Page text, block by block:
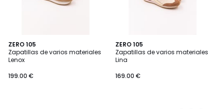
ZERO 105
Zapatillas de varios materiales
Lenox
€.
199.00 €
ZERO 105
Zapatillas de varios materiales
Lina
169.00 €
3
Colores